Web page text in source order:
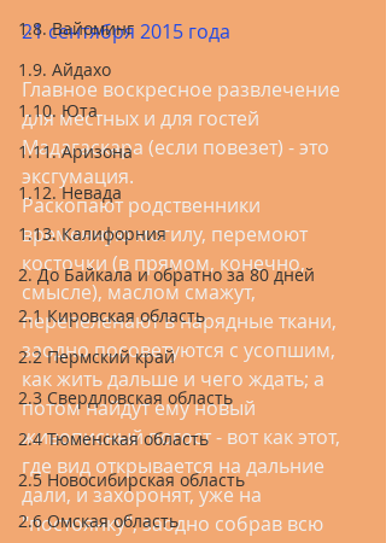
1.8. Вайоминг
1.9. Айдахо
1.10. Юта
1.11. Аризона
1.12. Невада
1.13. Калифорния
2. До Байкала и обратно за 80 дней
2.1 Кировская область
2.2 Пермский край
2.3 Свердловская область
2.4 Тюменская область
2.5 Новосибирская область
2.6 Омская область
21 сентября 2015 года
Главное воскресное развлечение
для местных и для гостей
Мадагаскара (если повезет) - это
эксгумация.
Раскопают родственники
временную могилу, перемоют
косточки (в прямом, конечно,
смысле), маслом смажут,
перепеленают в нарядные ткани,
заодно посоветуются с усопшим,
как жить дальше и чего ждать; а
потом найдут ему новый
живописный погост - вот как этот,
где вид открывается на дальние
дали, и захоронят, уже на
"постоянку", заодно собрав всю